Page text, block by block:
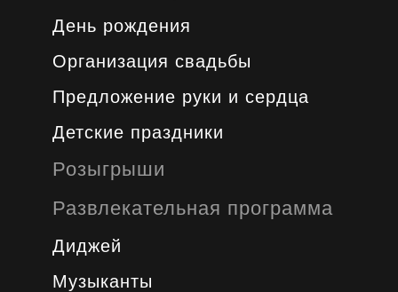
День рождения
Организация свадьбы
Предложение руки и сердца
Детские праздники
Розыгрыши
Развлекательная программа
Диджей
Музыканты